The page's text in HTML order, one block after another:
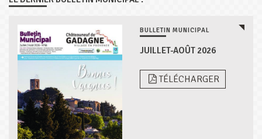
BULLETIN MUNICIPAL
JUILLET-AOÛT 2026
TÉLÉCHARGER